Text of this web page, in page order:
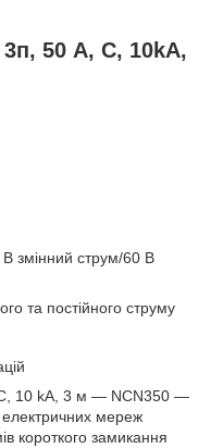
50 А, C, 10kA,
змінний струм/60 В
та постійного струму
10 kA, 3 м — NCN350 —
електричних мереж
короткого замикання